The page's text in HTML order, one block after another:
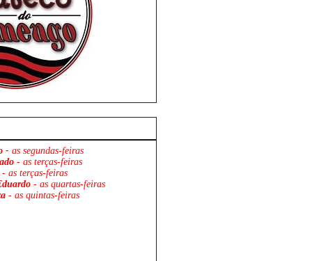
- as segundas-feiras
- as terças-feiras
- as terças-feiras
- as quartas-feiras
- as quintas-feiras